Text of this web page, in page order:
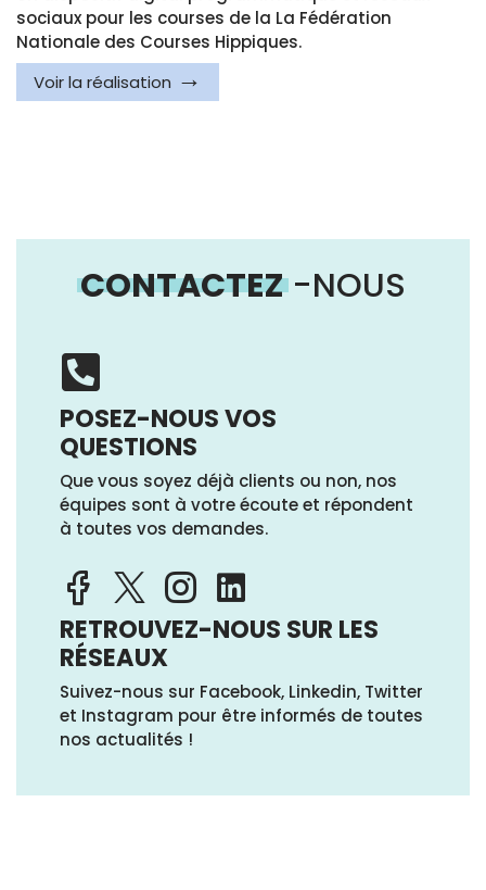
sociaux pour les courses de la La Fédération
Nationale des Courses Hippiques.
Voir la réalisation
CONTACTEZ -NOUS
POSEZ-NOUS VOS
QUESTIONS
Que vous soyez déjà clients ou non, nos
équipes sont à votre écoute et répondent
à toutes vos demandes.
RETROUVEZ-NOUS SUR LES
RÉSEAUX
Suivez-nous sur Facebook, Linkedin, Twitter
et Instagram pour être informés de toutes
nos actualités !